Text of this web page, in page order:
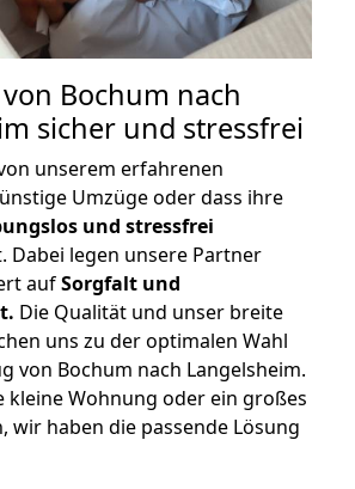
Bochum nach
sicher und stressfrei
unserem erfahrenen
Umzüge oder dass ihre
und stressfrei
Dabei legen unsere Partner
aufSorgfalt und
Die Qualität und unser breite
uns zu der optimalen Wahl
von Bochum nach Langelsheim.
kleine Wohnung oder ein großes
wir haben die passende Lösung